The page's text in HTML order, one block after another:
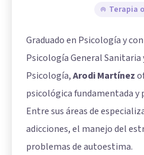
Terapia
Graduado en Psicología y
Psicología General Sanitaria
Psicología,Arodi Martínez
psicológica fundamentada y
Entre sus áreas de
adicciones, el manejo del
problemas de autoestima.